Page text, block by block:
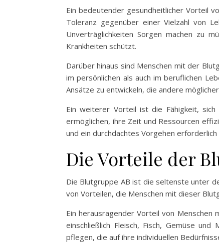
Ein bedeutender gesundheitlicher Vorteil
Toleranz gegenüber einer Vielzahl von
Unverträglichkeiten Sorgen machen zu
Krankheiten schützt.
Darüber hinaus sind Menschen mit der
im persönlichen als auch im beruflichen
Ansätze zu entwickeln, die andere
Ein weiterer Vorteil ist die Fähigkeit,
ermöglichen, ihre Zeit und Ressourcen
und ein durchdachtes Vorgehen erforderlich
Die Vorteile der
Die Blutgruppe AB ist die seltenste unter
von Vorteilen, die Menschen mit dieser
Ein herausragender Vorteil von Menschen
einschließlich Fleisch, Fisch, Gemüse
pflegen, die auf ihre individuellen